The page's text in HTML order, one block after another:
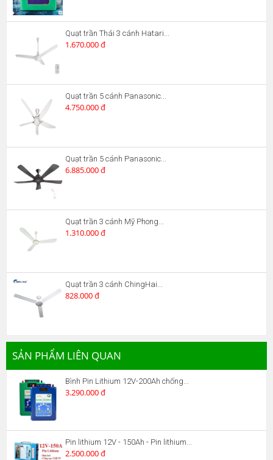
Quạt trần Thái 3 cánh Hatari...
1.670.000 đ
Quạt trần 5 cánh Panasonic...
4.750.000 đ
Quạt trần 5 cánh Panasonic...
6.885.000 đ
Quạt trần 3 cánh Mỹ Phong...
1.310.000 đ
Quạt trần 3 cánh ChingHai...
828.000 đ
SẢN PHẨM LIÊN QUAN
Bình Pin Lithium 12V-200Ah chống...
3.290.000 đ
Pin lithium 12V - 150Ah - Pin lithium...
2.500.000 đ